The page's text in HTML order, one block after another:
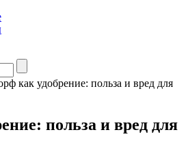
как удобрение: польза и вред для
польза и вред для